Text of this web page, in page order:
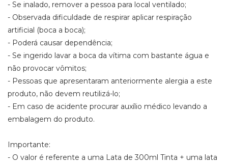
- Se inalado, remover a pessoa para local ventilado;
- Observada dificuldade de respirar aplicar respiração
artificial (boca a boca);
- Poderá causar dependência;
- Se ingerido lavar a boca da vítima com bastante água e
não provocar vômitos;
- Pessoas que apresentaram anteriormente alergia a este
produto, não devem reutilizá-lo;
- Em caso de acidente procurar auxílio médico levando a
embalagem do produto.
Importante:
- O valor é referente a uma Lata de 300ml Tinta + uma lata